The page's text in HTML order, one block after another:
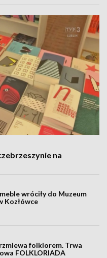
na
wróciły do Muzeum
Kozłówce
folklorem. Trwa
FOLKLORIADA